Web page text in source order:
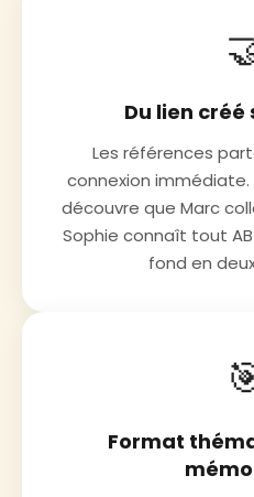
Du lien
Les références
connexion
découvre que Marc
Sophie connaît tout
fond en
Format